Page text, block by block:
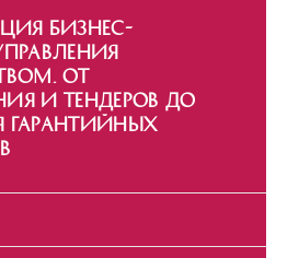
бизнес-
От
и тендеров до
гарантийных